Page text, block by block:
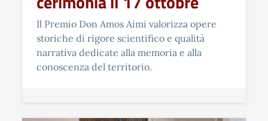
Il Premio Don Amos Aimi valorizza opere
storiche di rigore scientifico e qualità
narrativa dedicate alla memoria e alla
conoscenza del territorio.